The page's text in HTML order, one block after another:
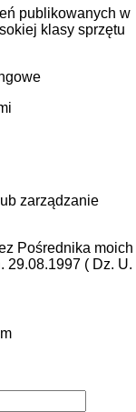
publikowanych w
klasy sprzętu
zarządzanie
Pośrednika moich
29.08.1997 ( Dz. U.